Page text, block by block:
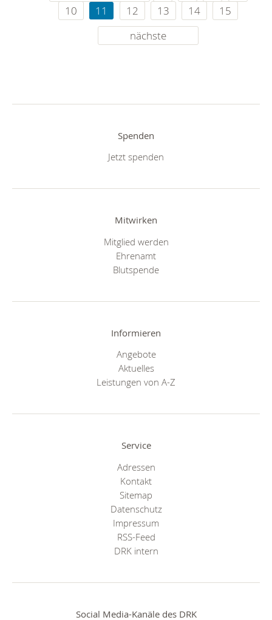
10
11 12 13 14
15
nächste
Spenden
Jetzt spenden
Mitwirken
Mitglied werden
Ehrenamt
Blutspende
Informieren
Angebote
Aktuelles
Leistungen von A-Z
Service
Adressen
Kontakt
Sitemap
Datenschutz
Impressum
RSS-Feed
DRK intern
Social Media-Kanäle des DRK